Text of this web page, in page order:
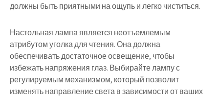
должны быть приятными на ощупь и легко чиститься.
Настольная лампа является неотъемлемым
атрибутом уголка для чтения. Она должна
обеспечивать достаточное освещение, чтобы
избежать напряжения глаз. Выбирайте лампу с
регулируемым механизмом, который позволит
изменять направление света в зависимости от ваших